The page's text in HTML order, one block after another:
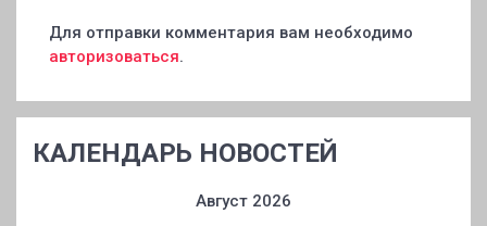
Для отправки комментария вам необходимо
авторизоваться.
КАЛЕНДАРЬ НОВОСТЕЙ
Август 2026